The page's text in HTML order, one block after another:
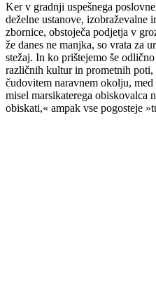
Ker v gradnji uspešnega
deželne ustanove, izobraževalne
zbornice, obstoječa podjetja v
že danes ne manjka, so vrata za
stežaj. In ko prištejemo še
različnih kultur in prometnih
čudovitem naravnem okolju,
misel marsikaterega
obiskati,« ampak vse pogosteje